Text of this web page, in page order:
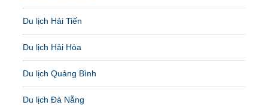
Du lịch Hải Tiến
Du lịch Hải Hòa
Du lịch Quảng Bình
Du lịch Đà Nẵng